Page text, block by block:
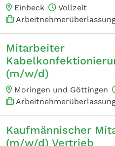
Einbeck
Vollzeit
Mitarbeiter
(m/w/d)
Moringen und Göttingen
Kaufmännischer
(m/w/d) Vertrieb